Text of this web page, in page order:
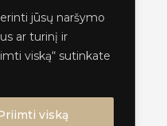
jūsų naršymo
ar turinį ir
viską“ sutinkate
viską